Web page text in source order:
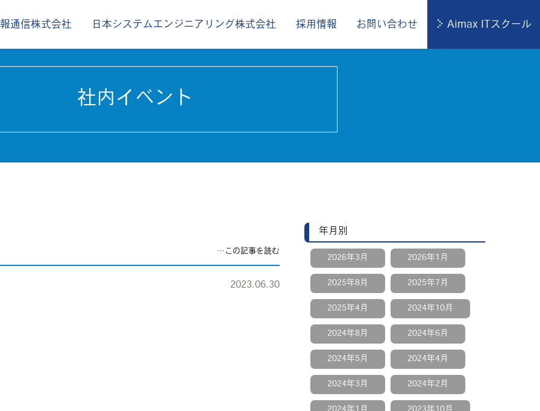
通信株式会社 日本システムエンジニアリング株式会社 採用情報 お問い合わせ Aimax ITスクール
社内イベント
2023.06.30
年月別
2026年3月 2026年1月
2025年8月 2025年7月
2025年4月 2024年10月
2024年8月 2024年6月
2024年5月 2024年4月
2024年3月 2024年2月